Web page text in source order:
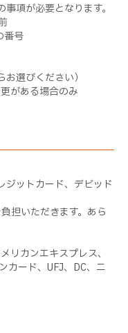
項が必要となります。
番号
選びください）
がある場合のみ
ットカード、デビッド
担いただきます。あら
リカンエキスプレス、
カード、UFJ、DC、ニ